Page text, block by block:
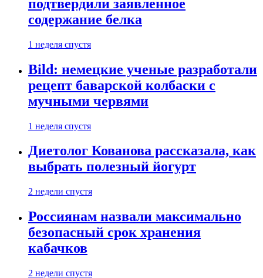
подтвердили заявленное
содержание белка
1 неделя спустя
Bild: немецкие ученые разработали
рецепт баварской колбаски с
мучными червями
1 неделя спустя
Диетолог Кованова рассказала, как
выбрать полезный йогурт
2 недели спустя
Россиянам назвали максимально
безопасный срок хранения
кабачков
2 недели спустя